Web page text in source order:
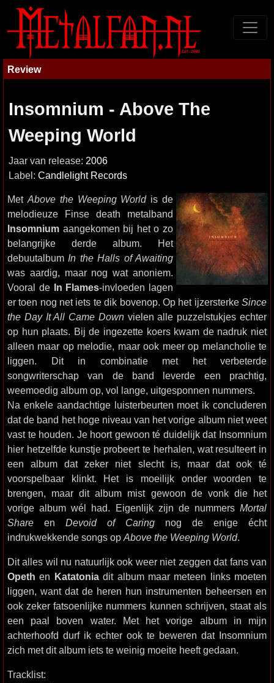
Review
Insomnium - Above The
Weeping World
Jaar van release: 2006
Label: Candlelight Records
Met Above the Weeping Worldis de
melodieuze Finse death metalband
Insomnium aangekomen bij het o zo
belangrijke derde album. Het
debuutalbum In the Halls of Awaiting
was aardig, maar nog wat anoniem.
Vooral de In Flames-invloeden lagen
er toen nog net iets te dik bovenop. Op het ijzersterke Since
the Day It All Came Downvielen alle puzzelstukjes echter
op hun plaats. Bij de ingezette koers kwam de nadruk niet
alleen maar op melodie, maar ook meer op melancholie te
liggen. Dit in combinatie met het verbeterde
songwriterschap van de band leverde een prachtig,
weemoedig album op, vol lange, uitgesponnen nummers.
Na enkele aandachtige luisterbeurten moet ik concluderen
dat de band het hoge niveau van het vorige album niet weet
vast te houden. Je hoort gewoon té duidelijk dat Insomnium
hier hetzelfde kunstje probeert te herhalen, wat resulteert in
een album dat zeker niet slecht is, maar dat ook té
voorspelbaar klinkt. Het is moeilijk onder woorden te
brengen, maar dit album mist gewoon de vonk die het
vorige album wél had. Eigenlijk zijn de nummers Mortal
Share en Devoid of Caring nog de enige écht
indrukwekkende songs op Above the Weeping World.
Dit alles wil nu natuurlijk ook weer niet zeggen dat fans van
Opeth en Katatoniadit album maar meteen links moeten
liggen, want dat de heren hun instrumenten beheersen en
ook zeker fatsoenlijke nummers kunnen schrijven, staat als
een paal boven water. Met het vorige album in mijn
achterhoofd durf ik echter ook te beweren dat Insomnium
zich met dit album iets te weinig moeite heeft gedaan.
Tracklist: